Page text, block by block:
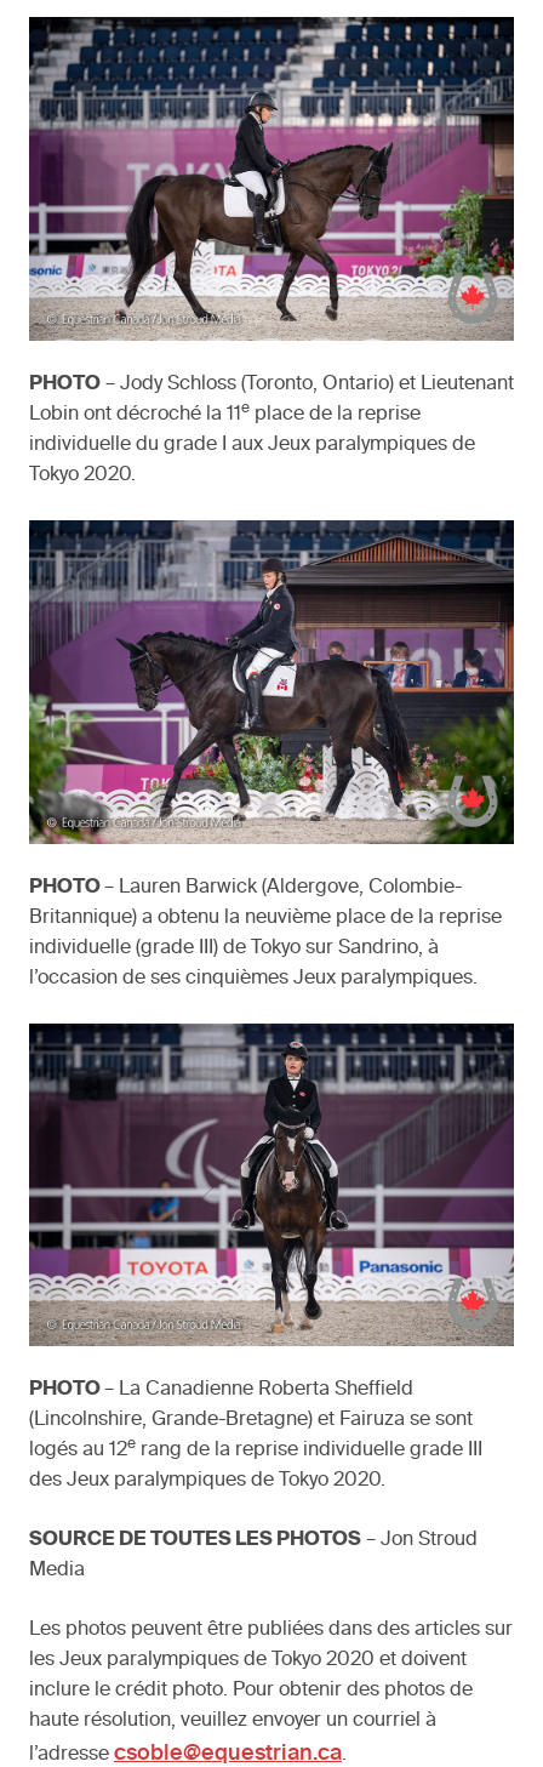
PHOTO – Jody Schloss (Toronto, Ontario) et Lieutenant
Lobin ont décroché la 11 e place de la reprise
individuelle du grade I aux Jeux paralympiques de
Tokyo 2020.
PHOTO– Lauren Barwick (Aldergove, Colombie-
Britannique) a obtenu la neuvième place de la reprise
individuelle (grade III) de Tokyo sur Sandrino, à
l’occasion de ses cinquièmes Jeux paralympiques.
PHOTO– La Canadienne Roberta Sheffield
(Lincolnshire, Grande-Bretagne) et Fairuza se sont
logés au 12e rang de la reprise individuelle grade III
des Jeux paralympiques de Tokyo 2020.
SOURCE DE TOUTES LES PHOTOS – Jon Stroud
Media
Les photos peuvent être publiées dans des articles sur
les Jeux paralympiques de Tokyo 2020 et doivent
inclure le crédit photo. Pour obtenir des photos de
haute résolution, veuillez envoyer un courriel à
l’adresse csoble@equestrian.ca.